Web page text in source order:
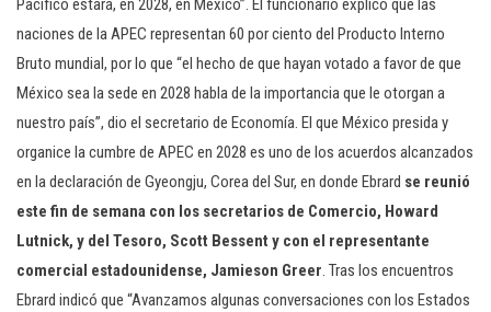
Pacífico estará, en 2028, en México”. El funcionario explicó que las
naciones de la APEC representan 60 por ciento del Producto Interno
Bruto mundial, por lo que “el hecho de que hayan votado a favor de que
México sea la sede en 2028 habla de la importancia que le otorgan a
nuestro país”, dio el secretario de Economía. El que México presida y
organice la cumbre de APEC en 2028 es uno de los acuerdos alcanzados
en la declaración de Gyeongju, Corea del Sur, en donde Ebrard se reunió
este fin de semana con los secretarios de Comercio, Howard
Lutnick, y del Tesoro, Scott Bessent y con el representante
comercial estadounidense, Jamieson Greer. Tras los encuentros
Ebrard indicó que “Avanzamos algunas conversaciones con los Estados